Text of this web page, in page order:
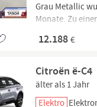
12.188 €
Grau Metallic
Monate. Zu
Citroën ë-C4
älter als 1 Jahr
Elektro